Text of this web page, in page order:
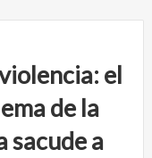
el
de la
sacude a